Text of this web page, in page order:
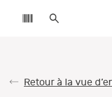
Retour à la vue